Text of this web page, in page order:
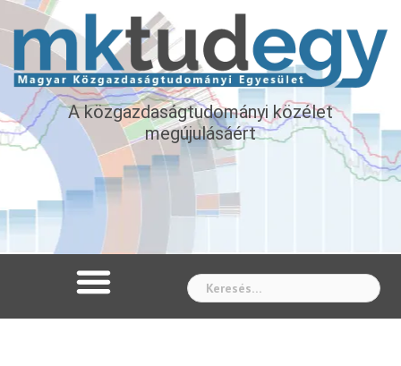
A közgazdaságtudományi közélet
megújulásáért